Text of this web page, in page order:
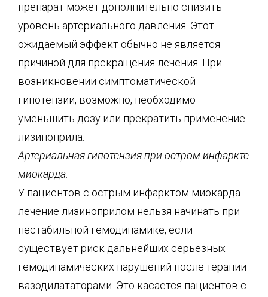
препарат может дополнительно снизить
уровень артериального давления. Этот
ожидаемый эффект обычно не является
причиной для прекращения лечения. При
возникновении симптоматической
гипотензии, возможно, необходимо
уменьшить дозу или прекратить применение
лизиноприла.
Артериальная гипотензия при остром инфаркте
миокарда.
У пациентов с острым инфарктом миокарда
лечение лизиноприлом нельзя начинать при
нестабильной гемодинамике, если
существует риск дальнейших серьезных
гемодинамических нарушений после терапии
вазодилататорами. Это касается пациентов с